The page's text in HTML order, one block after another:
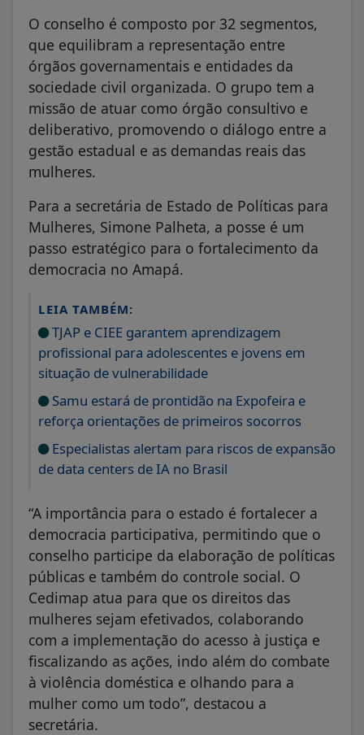
O conselho é composto por 32 segmentos,
que equilibram a representação entre
órgãos governamentais e entidades da
sociedade civil organizada. O grupo tem a
missão de atuar como órgão consultivo e
deliberativo, promovendo o diálogo entre a
gestão estadual e as demandas reais das
mulheres.
Para a secretária de Estado de Políticas para
Mulheres, Simone Palheta, a posse é um
passo estratégico para o fortalecimento da
democracia no Amapá.
LEIA TAMBÉM:
TJAP e CIEE garantem aprendizagem
profissional para adolescentes e jovens em
situação de vulnerabilidade
Samu estará de prontidão na Expofeira e
reforça orientações de primeiros socorros
Especialistas alertam para riscos de expansão
de data centers de IA no Brasil
“A importância para o estado é fortalecer a
democracia participativa, permitindo que o
conselho participe da elaboração de políticas
públicas e também do controle social. O
Cedimap atua para que os direitos das
mulheres sejam efetivados, colaborando
com a implementação do acesso à justiça e
fiscalizando as ações, indo além do combate
à violência doméstica e olhando para a
mulher como um todo”, destacou a
secretária.